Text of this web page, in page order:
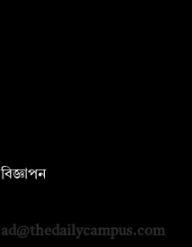
বিজ্ঞাপন
ad@thedailycampus.com